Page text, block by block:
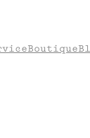
Boutique